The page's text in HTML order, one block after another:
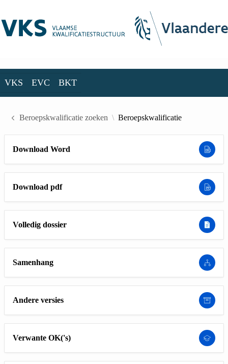
VKS EVC BKT
Beroepskwalificatie zoeken Beroepskwalificatie
Download Word
Download pdf
Volledig dossier
Samenhang
Andere versies
Verwante OK('s)